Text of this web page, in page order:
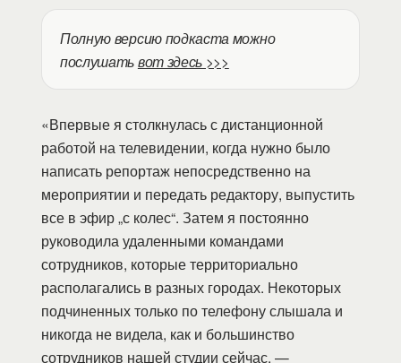
Полную версию подкаста можно
послушатьвот здесь >>>
«Впервые я столкнулась с дистанционной
работой на телевидении, когда нужно было
написать репортаж непосредственно на
мероприятии и передать редактору, выпустить
все в эфир „с колес“. Затем я постоянно
руководила удаленными командами
сотрудников, которые территориально
располагались в разных городах. Некоторых
подчиненных только по телефону слышала и
никогда не видела, как и большинство
сотрудников нашей студии сейчас, —